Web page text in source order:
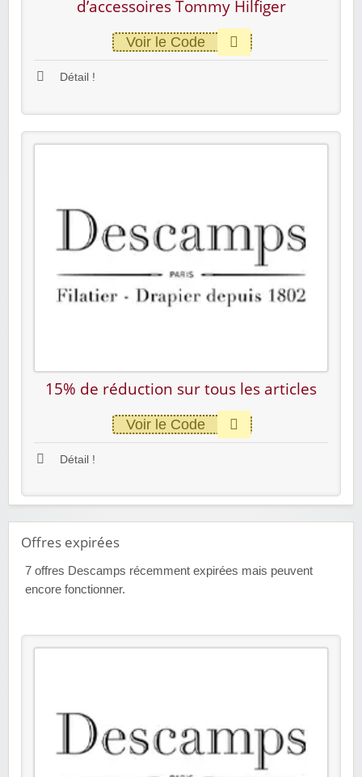
d’accessoires Tommy Hilfiger
Voir le Code
Détail !
15% de réduction sur tous les articles
Voir le Code
Détail !
Offres expirées
7 offres Descamps récemment expirées mais peuvent
encore fonctionner.